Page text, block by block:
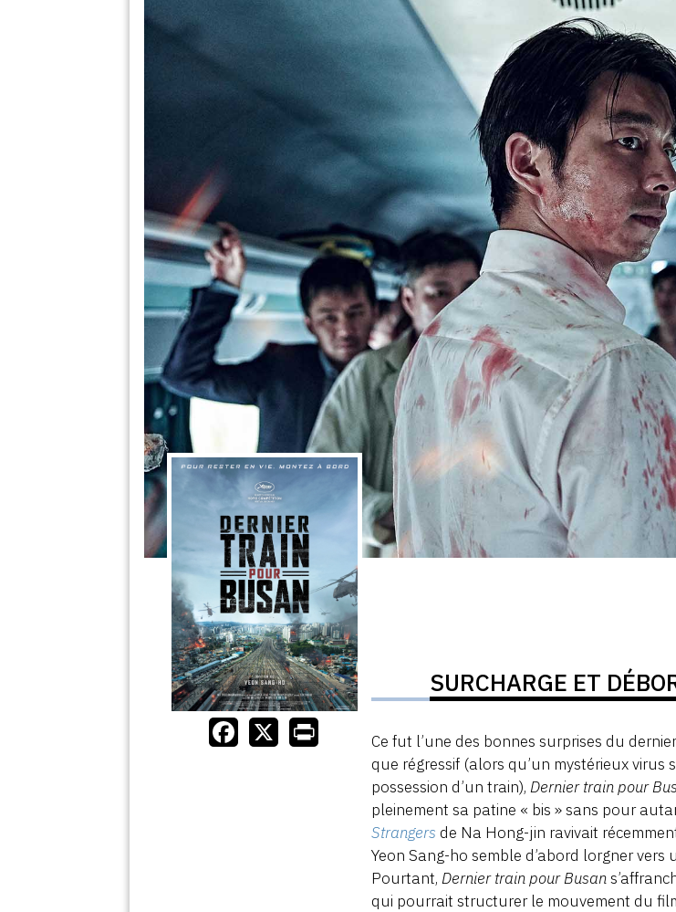
SURCHARGE ET
Ce fut l’une des bonnes surprises du
que régressif (alors qu’un mystérieux virus
possession d’un train),Dernier train pour
pleinement sa patine « bis » sans pour
Strangers de Na Hong-jin ravivait
Yeon Sang-ho semble d’abord lorgner
Pourtant,Dernier train pour Busan
qui pourrait structurer le mouvement du